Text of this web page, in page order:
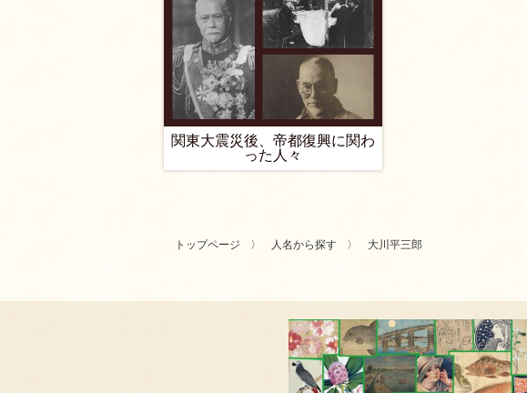
関東大震災後、帝都復興に関わ
った人々
トップページ 人名から探す 大川平三郎